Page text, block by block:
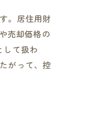
。居住用財
売却価格の
て扱わ
がって、控